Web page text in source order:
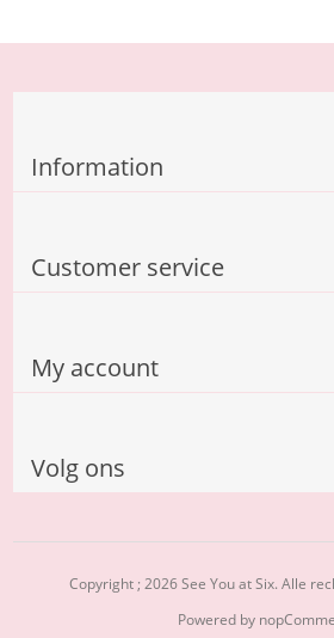
Information
Customer service
My account
Volg ons
Copyright ; 2026 See You at Six. Alle
Powered by